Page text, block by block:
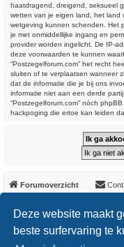
Deze website maakt
beste surfervaring te
haatdragend, dreigend, seksueel
wetten van je eigen land, het land
wetgeving kunnen schenden. Het
je met onmiddellijke ingang en
provider worden ingelicht. De IP-
deze voorwaarden te kunnen
“Postzegelforum.com” het recht
sluiten of te verplaatsen wanneer
dat de informatie die je bij ons
informatie niet aan een derde
“Postzegelforum.com” nóch
hackpoging die ertoe kan leiden
Forumoverzicht
*
*
*
Powered by